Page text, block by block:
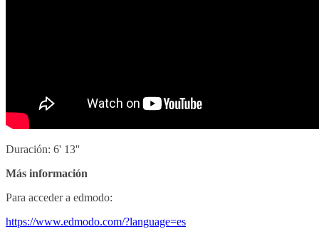
Duración: 6' 13''
Más información
Para acceder a edmodo:
https://www.edmodo.com/?language=es